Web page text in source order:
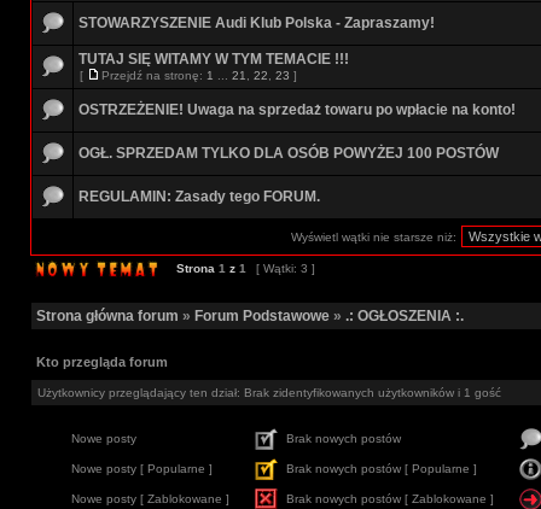
STOWARZYSZENIE Audi Klub Polska - Zapraszamy!
TUTAJ SIĘ WITAMY W TYM TEMACIE !!!
[ Przejdź na stronę: 1 21 22 23 ]
OSTRZEŻENIE! Uwaga na sprzedaż towaru po wpłacie na konto!
OGŁ. SPRZEDAM TYLKO DLA OSÓB POWYŻEJ 100 POSTÓW
REGULAMIN: Zasady tego FORUM.
Wyświetl wątki nie starsze niż:
Strona 1 z 1 [ Wątki: 3 ]
Strona główna forum » Forum Podstawowe » .: OGŁOSZENIA :.
Kto przegląda forum
Użytkownicy przeglądający ten dział: Brak zidentyfikowanych użytkowników i 1 gość
Nowe posty Brak nowych postów
Nowe posty [ Popularne ] Brak nowych postów [ Popularne ]
Nowe posty [ Zablokowane ] Brak nowych postów [ Zablokowane ]